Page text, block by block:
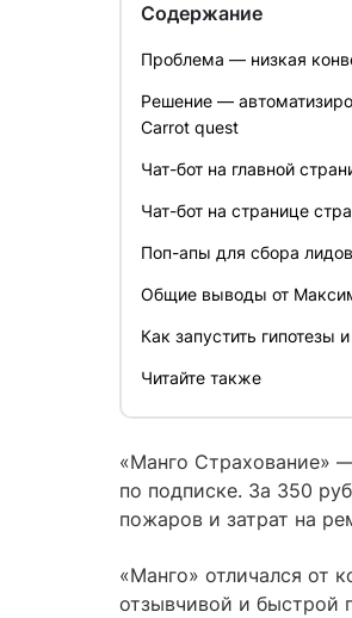
Содержание
Проблема — низкая
Решение —
Carrot quest
Чат-бот на главной
Чат-бот на странице
Поп-апы для сбора лидов
Общие выводы от
Как запустить гипотезы
Читайте также
«Манго Страхование»
по подписке. За 350
пожаров и затрат на
«Манго» отличался от
отзывчивой и быстрой